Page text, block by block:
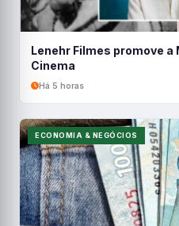
Lenehr Filmes promove a
Cinema
Há 5 horas
ECONOMIA & NEGÓCIOS